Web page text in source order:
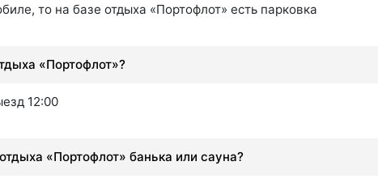
то на базе отдыха «Портофлот» есть парковка
«Портофлот»?
12:00
«Портофлот» банька или сауна?